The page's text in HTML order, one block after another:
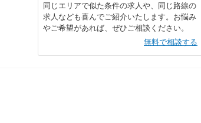
同じエリアで似た条件の求人や、同じ路線の
求人なども喜んでご紹介いたします。お悩み
やご希望があれば、ぜひご相談ください。
無料で相談する